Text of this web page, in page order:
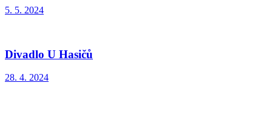
5. 5. 2024
Divadlo U Hasičů
28. 4. 2024